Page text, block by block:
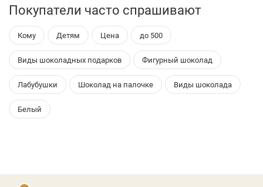
Покупатели часто спрашивают
Кому Детям Цена до 500
Виды шоколадных подарков Фигурный шоколад
Лабубушки Шоколад на палочке Виды шоколада
Белый